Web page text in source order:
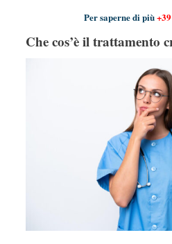
Per saperne di più
Che cos’è il trattamento